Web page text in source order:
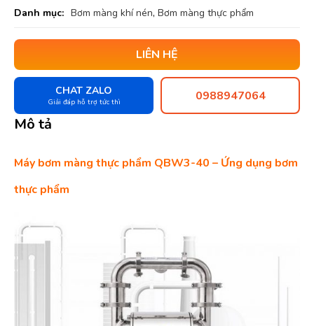
Danh mục: Bơm màng khí nén, Bơm màng thực phẩm
LIÊN HỆ
CHAT ZALO
Giải đáp hỗ trợ tức thì 0988947064
Mô tả
Máy bơm màng thực phẩm QBW3-40 – Ứng dụng bơm
thực phẩm